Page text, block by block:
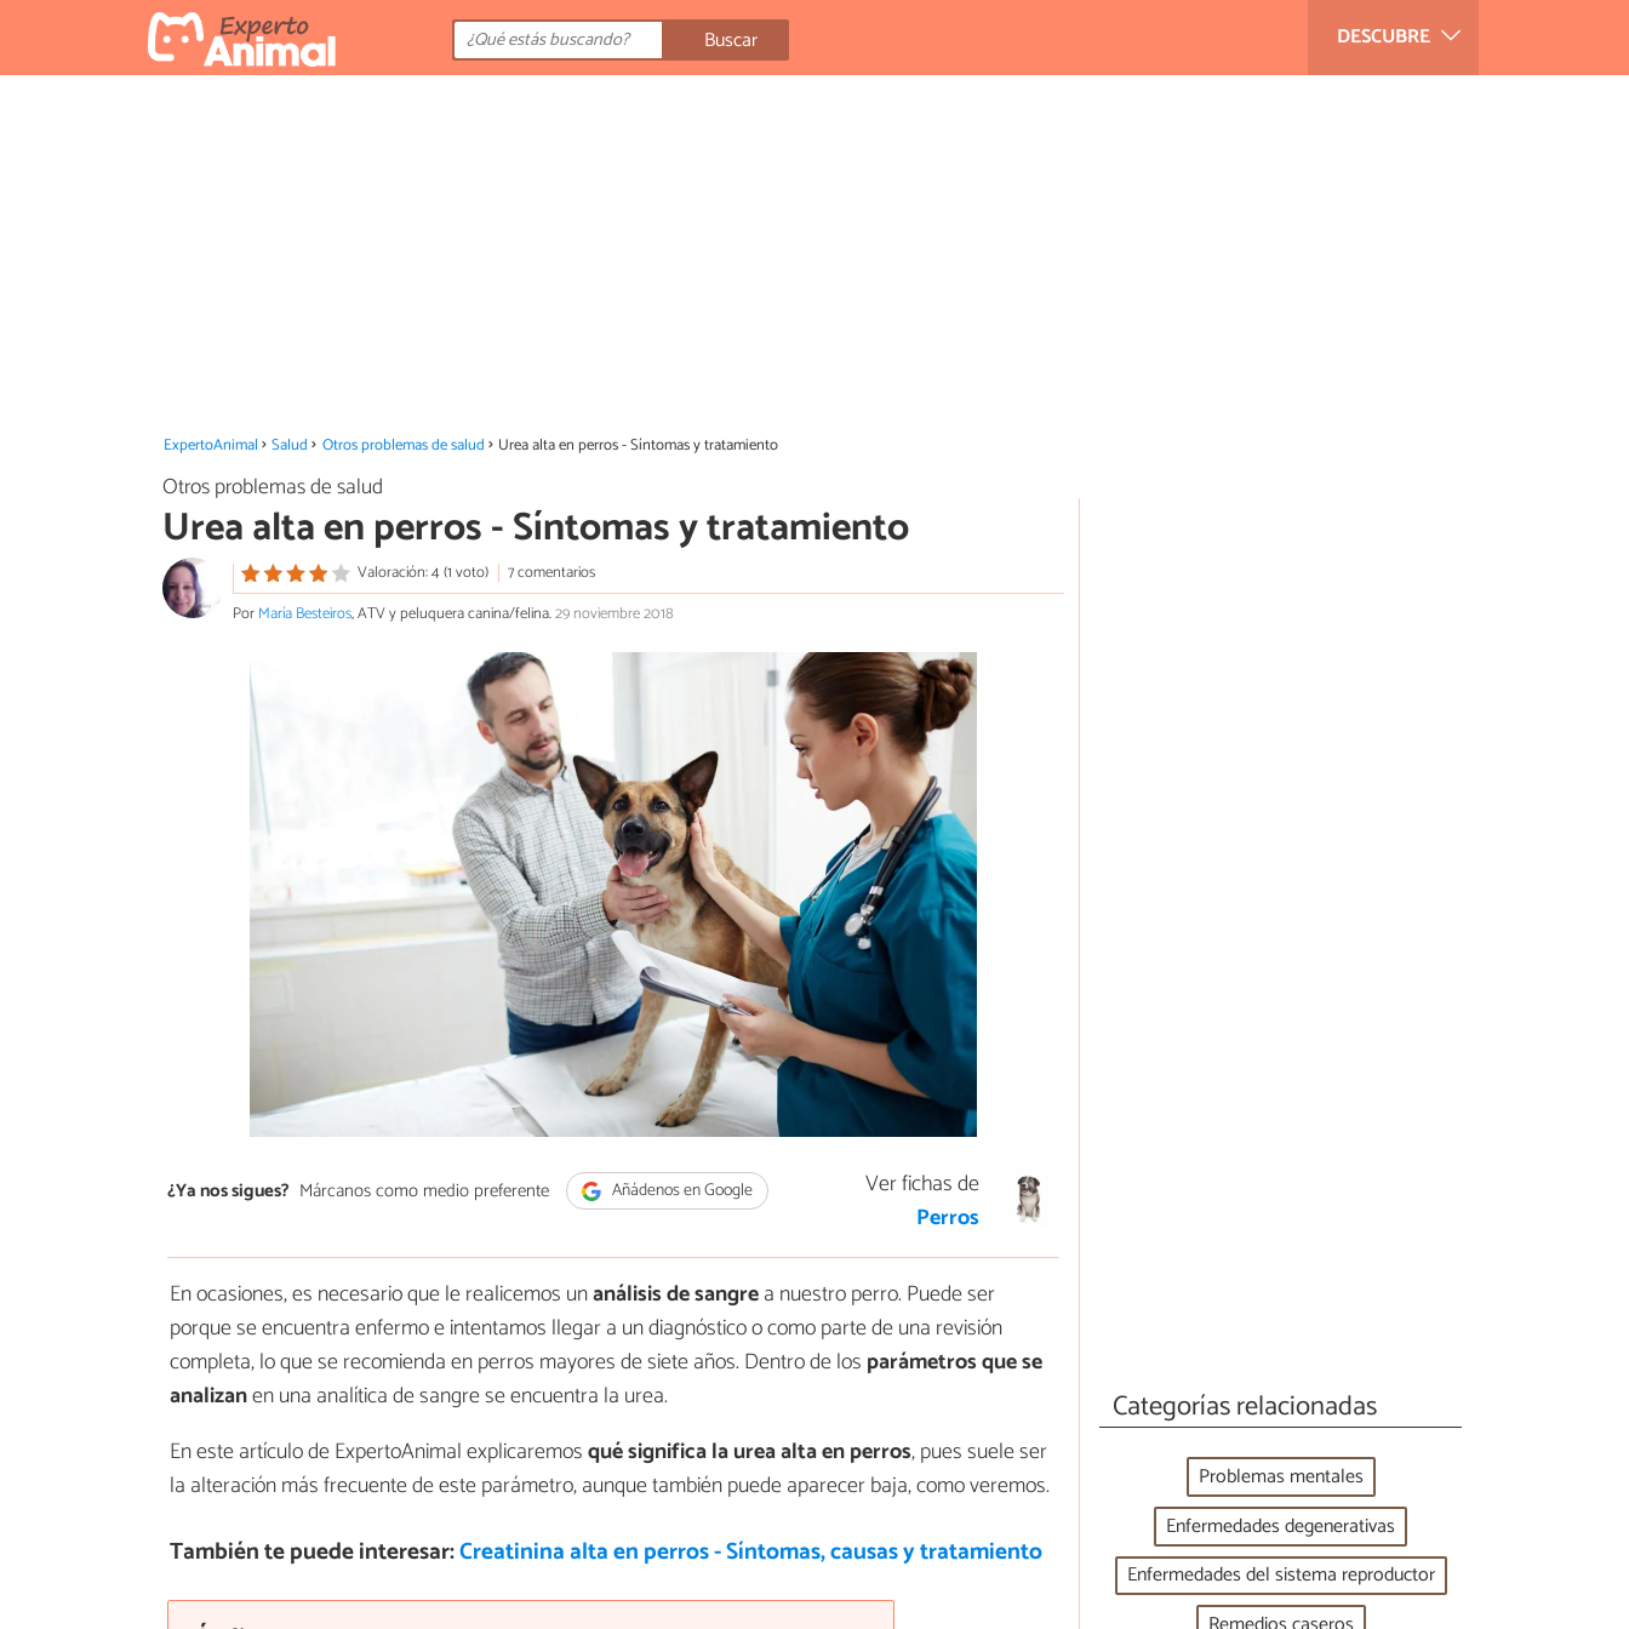
DESCUBRE
Buscar
ExpertoAnimal Salud Otros problemas de salud Urea alta en perros - Síntomas y tratamiento
Otros problemas de salud
Urea alta en perros - Síntomas y tratamiento
Valoración: 4 (1 voto)
7 comentarios
PorMaría Besteiros, ATV y peluquera canina/felina.29 noviembre 2018
¿Ya nos sigues? Márcanos como medio preferente Añádenos en Google
Ver fichas de
Perros
En ocasiones, es necesario que le realicemos unanálisis de sangrea nuestro perro. Puede ser
porque se encuentra enfermo e intentamos llegar a un diagnóstico o como parte de una revisión
completa, lo que se recomienda en perros mayores de siete años. Dentro de los parámetros que se
analizanen una analítica de sangre se encuentra la urea.
En este artículo de ExpertoAnimal explicaremosqué significa la urea alta en perros, pues suele ser
la alteración más frecuente de este parámetro, aunque también puede aparecer baja, como veremos.
También te puede interesar:Creatinina alta en perros - Síntomas, causas y tratamiento
Categorías relacionadas
Problemas mentales
Enfermedades degenerativas
Enfermedades del sistema reproductor